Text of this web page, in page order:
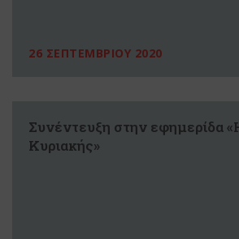
26 ΣΕΠΤΕΜΒΡΙΟΥ 2020
Συνέντευξη στην εφημερίδα
Κυριακής»